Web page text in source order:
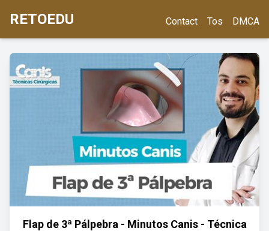
RETOEDU Contact Tos DMCA
Flap de 3ª Pálpebra - Minutos Canis - Técnica